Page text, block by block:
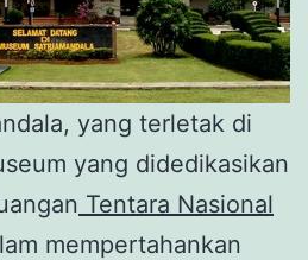
yang terletak di
yang didedikasikan
Tentara Nasional
mempertahankan